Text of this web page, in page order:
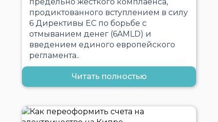
продиктованного вступлением в силу
6 Директивы ЕС по борьбе с
отмыванием денег (6AMLD) и
введением единого европейского
регламента..
Читать полностью